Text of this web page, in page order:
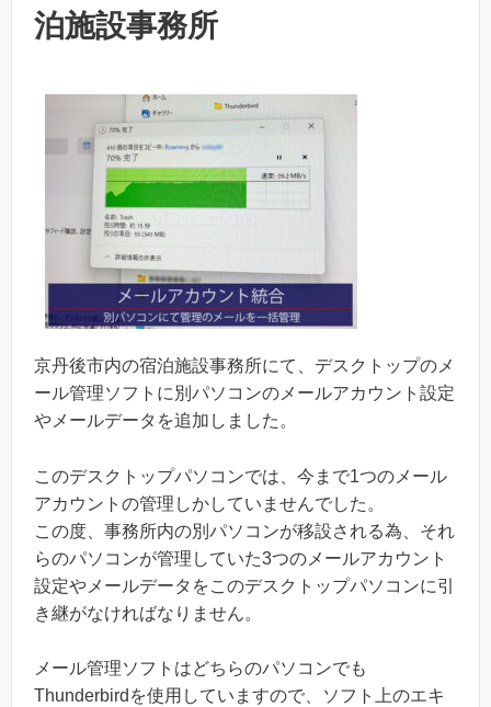
泊施設事務所
京丹後市内の宿泊施設事務所にて、デスクトップのメ
ール管理ソフトに別パソコンのメールアカウント設定
やメールデータを追加しました。
このデスクトップパソコンでは、今まで1つのメール
アカウントの管理しかしていませんでした。
この度、事務所内の別パソコンが移設される為、それ
らのパソコンが管理していた3つのメールアカウント
設定やメールデータをこのデスクトップパソコンに引
き継がなければなりません。
メール管理ソフトはどちらのパソコンでも
Thunderbirdを使用していますので、ソフト上のエキ